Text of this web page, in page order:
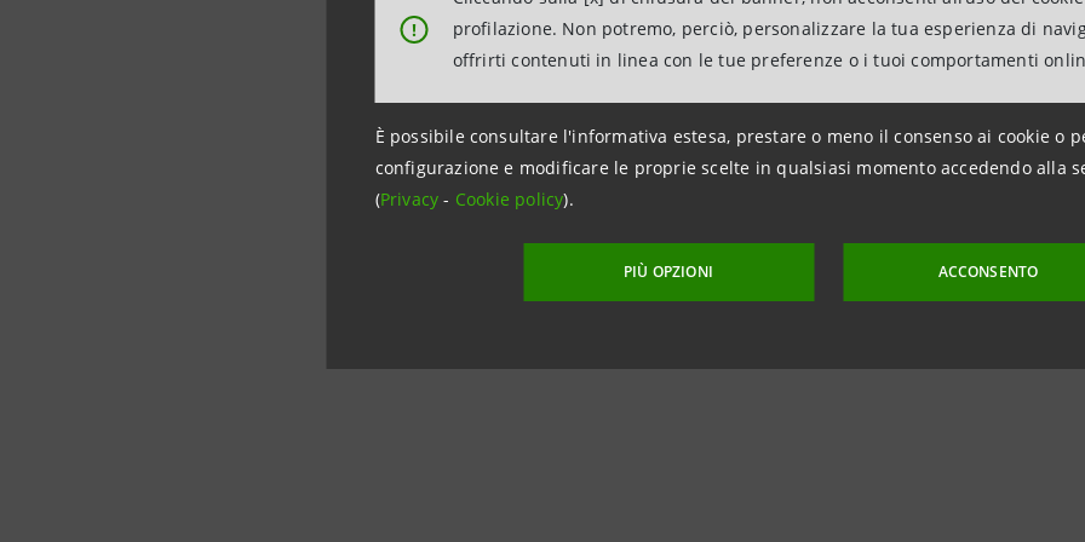
!
profilazione. Non potremo, perciò, personalizzare la tua esperienza di
offrirti contenuti in linea con le tue preferenze o i tuoi comportamenti
È possibile consultare l'informativa estesa, prestare o meno il consenso ai cookie o
configurazione e modificare le proprie scelte in qualsiasi momento accedendo alla
(Privacy- Cookie policy).
PIÙ OPZIONI ACCONSENTO
Latteria Sociale Valtellina, con110 allevatori soci e130
InumeridelProgramma Filiere di Intesa Sanpaolo per ilsettore
170 contrattiattivati